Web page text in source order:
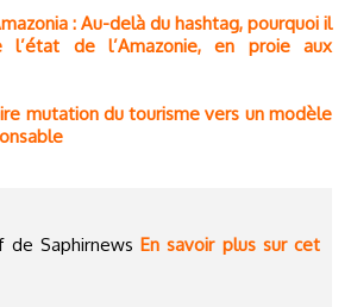
: Au-delà du hashtag, pourquoi il
l’état de l’Amazonie, en proie aux
mutation du tourisme vers un modèle
de Saphirnews En savoir plus sur cet